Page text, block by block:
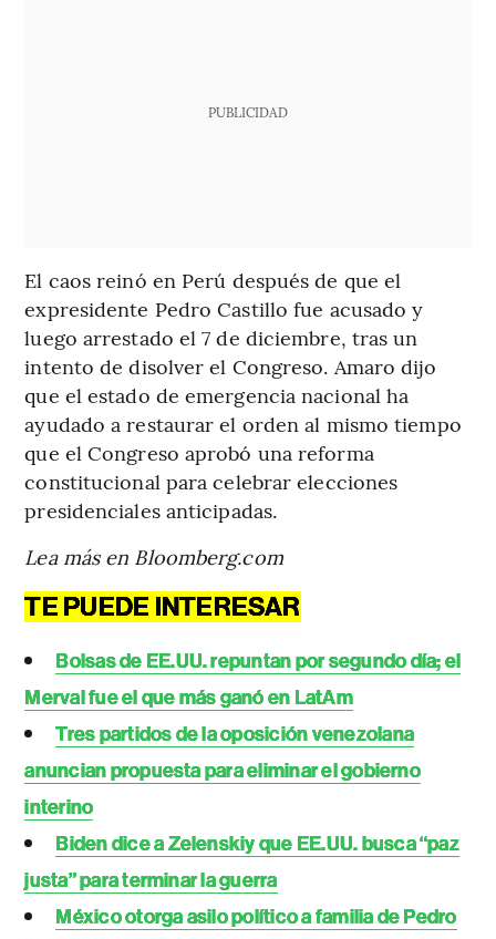
PUBLICIDAD
El caos reinó en Perú después de que el
expresidente Pedro Castillo fue acusado y
luego arrestado el 7 de diciembre, tras un
intento de disolver el Congreso. Amaro dijo
que el estado de emergencia nacional ha
ayudado a restaurar el orden al mismo tiempo
que el Congreso aprobó una reforma
constitucional para celebrar elecciones
presidenciales anticipadas.
Lea más en Bloomberg.com
TE PUEDE INTERESAR
Bolsas de EE.UU. repuntan por segundo día; el
Merval fue el que más ganó en LatAm
Tres partidos de la oposición venezolana
anuncian propuesta para eliminar el gobierno
interino
Biden dice a Zelenskiy que EE.UU. busca “paz
justa” para terminar la guerra
México otorga asilo político a familia de Pedro